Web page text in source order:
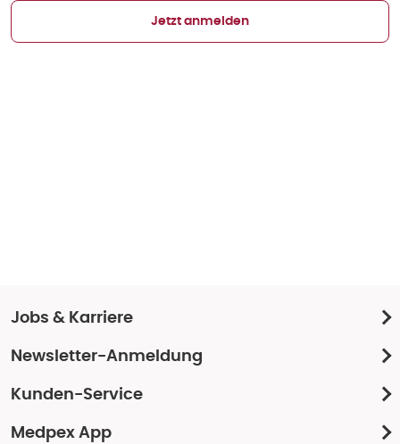
Jetzt anmelden
Jobs & Karriere
Newsletter-Anmeldung
Kunden-Service
Medpex App